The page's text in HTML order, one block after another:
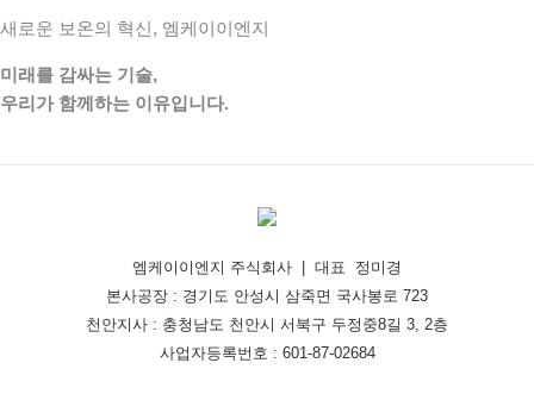
새로운 보온의 혁신, 엠케이이엔지
미래를 감싸는 기술,
우리가 함께하는 이유입니다.
엠케이이엔지 주식회사 | 대표 정미경
본사공장 : 경기도 안성시 삼죽면 국사봉로 723
천안지사 : 충청남도 천안시 서북구 두정중8길 3, 2층
사업자등록번호 : 601-87-02684